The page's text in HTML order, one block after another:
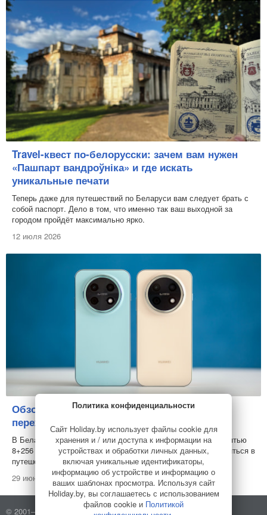
Travel-квест по-белорусски: зачем вам нужен
«Пашпарт вандроўніка» и где искать
уникальные печати
Теперь даже для путешествий по Беларуси вам следует брать с
собой паспорт. Дело в том, что именно так ваш выходной за
городом пройдёт максимально ярко.
12 июля 2026
Обзор смартфона Huawei nova 15 Max:
переживет пляж, дождь и долгую дорогу
В Беларуси стартовали продажи Huawei nova 15 Max с памятью
8+256 ГБ. С такой техникой вам сразу же захочется отправиться в
путешествие. И вот почему...
29 июня 2026
© 2001–2026 Holiday.by Правила использования сайта
Политика конфиденциальности
Сайт Holiday.by использует файлы cookie для
хранения и / или доступа к информации на
устройствах и обработки личных данных,
включая уникальные идентификаторы,
информацию об устройстве и информацию о
ваших шаблонах просмотра. Используя сайт
Holiday.by, вы соглашаетесь с использованием
файлов cookie и Политикой